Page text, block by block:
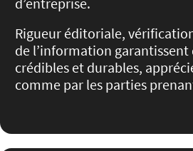
Rigueur éditoriale,
de l’information garantissent
crédibles et durables,
comme par les parties